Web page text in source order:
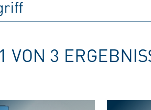
VON 3